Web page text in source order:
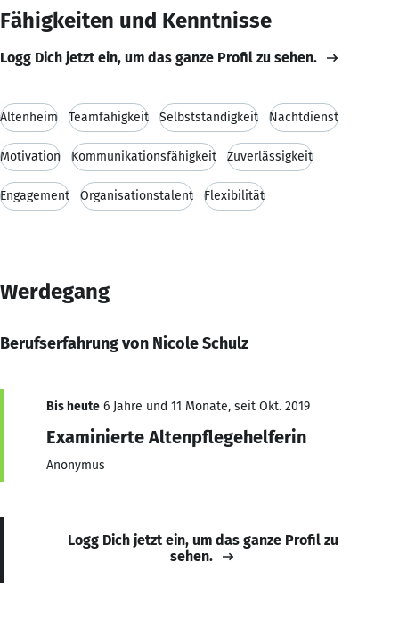
Fähigkeiten und Kenntnisse
Logg Dich jetzt ein, um das ganze Profil zu sehen.
Altenheim Teamfähigkeit Selbstständigkeit Nachtdienst
Motivation Kommunikationsfähigkeit Zuverlässigkeit
Engagement Organisationstalent Flexibilität
Werdegang
Berufserfahrung von Nicole Schulz
Bis heute 6 Jahre und 11 Monate, seit Okt. 2019
Examinierte Altenpflegehelferin
Anonymus
Logg Dich jetzt ein, um das ganze Profil zu
sehen.